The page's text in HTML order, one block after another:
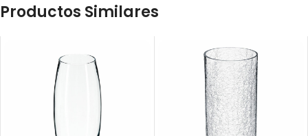
Productos Similares